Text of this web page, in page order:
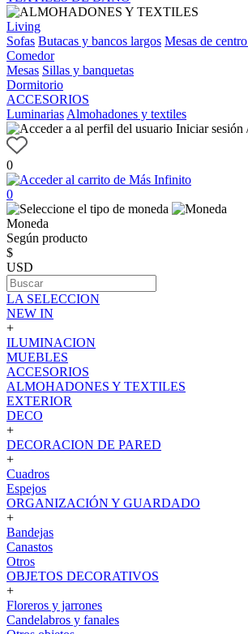
Living
Sofas Butacas y bancos largos Mesas de
Comedor
Mesas Sillas y banquetas
Dormitorio
ACCESORIOS
Luminarias Almohadones y textiles
Iniciar sesión
0
0
Moneda
Según producto
$
USD
LA SELECCION
NEW IN
+
ILUMINACION
MUEBLES
ACCESORIOS
ALMOHADONES Y TEXTILES
EXTERIOR
DECO
+
DECORACION DE PARED
+
Cuadros
Espejos
ORGANIZACIÓN Y GUARDADO
+
Bandejas
Canastos
Otros
OBJETOS DECORATIVOS
+
Floreros y jarrones
Candelabros y fanales